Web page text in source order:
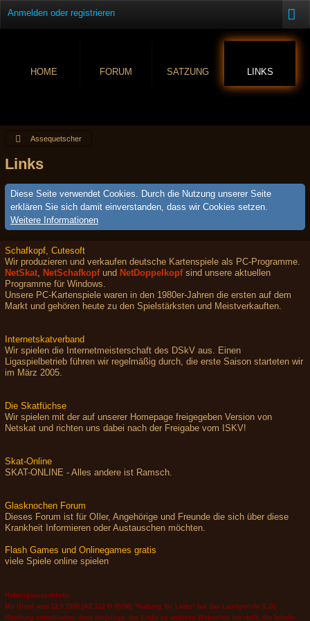
Anmelden oder registrieren
HOME FORUM SATZUNG LINKS
Assequetscher
Links
Diese Seite verwendet Cookies. Durch die Nutzung unserer Seite
erklären Sie sich damit einverstanden, dass wir Cookies setzen.
Weitere Informationen
Schafkopf, Cutesoft
Wir produzieren und verkaufen deutsche Kartenspiele als PC-Programme.
NetSkat, NetSchafkopfund NetDoppelkopf sind unsere aktuellen
Programme für Windows.
Unsere PC-Kartenspiele waren in den 1980er-Jahren die ersten auf dem
Markt und gehören heute zu den Spielstärksten und Meistverkauften.
Internetskatverband
Wir spielen die Internetmeisterschaft des DSkV aus. Einen
Ligaspielbetrieb führen wir regelmäßig durch, die erste Saison starteten wir
im März 2005.
Die Skatfüchse
Wir spielen mit der auf unserer Homepage freigegeben Version von
Netskat und richten uns dabei nach der Freigabe vom ISKV!
Skat-Online
SKAT-ONLINE - Alles andere ist Ramsch.
Glasknochen Forum
Dieses Forum ist für OIler, Angehörige und Freunde die sich über diese
Krankheit Informieren oder Austauschen möchten.
Flash Games und Onlinegames gratis
viele Spiele online spielen
Haftungsausschluss:
Mit Urteil vom 12.5.1998 (AZ 312 O 85/98) "Haftung für Links" hat das Landgericht (LG)
Hamburg entschieden, dass derjenige, der Links zu anderen Webseiten herstellt, die Inhalte